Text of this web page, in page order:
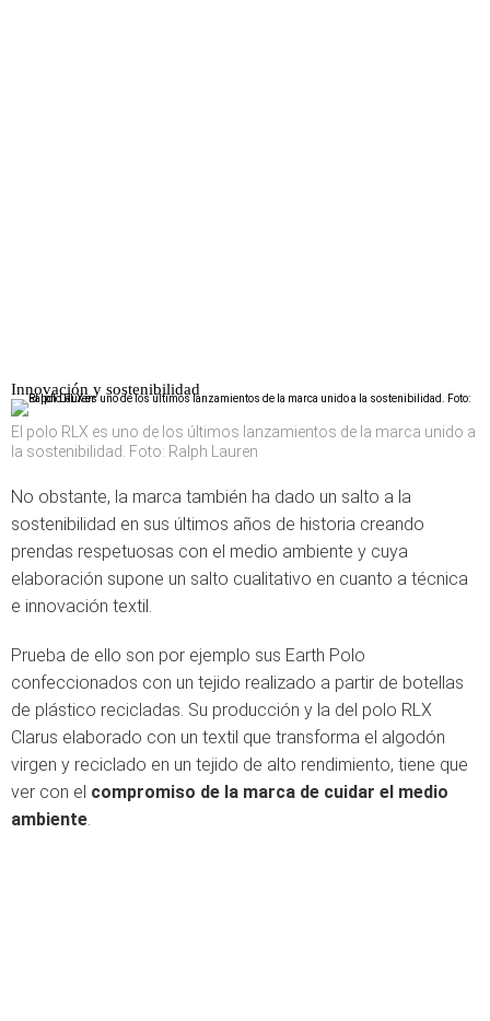
Innovación y sostenibilidad
El polo RLX es uno de los últimos lanzamientos de la marca unido a
la sostenibilidad. Foto: Ralph Lauren
No obstante, la marca también ha dado un salto a la
sostenibilidad en sus últimos años de historia creando
prendas respetuosas con el medio ambiente y cuya
elaboración supone un salto cualitativo en cuanto a técnica
e innovación textil.
Prueba de ello son por ejemplo sus Earth Polo
confeccionados con un tejido realizado a partir de botellas
de plástico recicladas. Su producción y la del polo RLX
Clarus elaborado con un textil que transforma el algodón
virgen y reciclado en un tejido de alto rendimiento, tiene que
ver con el compromiso de la marca de cuidar el medio
ambiente.